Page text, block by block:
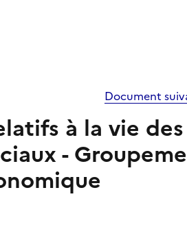
Document
à la vie des
-